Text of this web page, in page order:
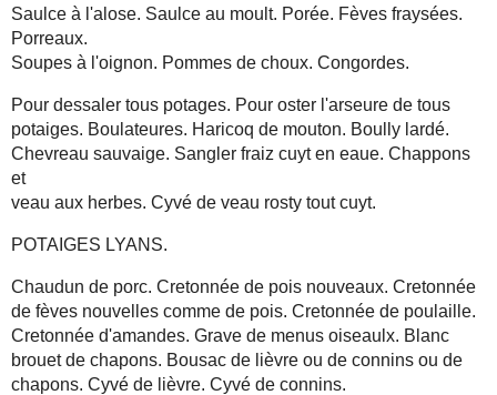
Saulce à l'alose. Saulce au moult. Porée. Fèves fraysées.
Porreaux.
Soupes à l'oignon. Pommes de choux. Congordes.
Pour dessaler tous potages. Pour oster l'arseure de tous
potaiges. Boulateures. Haricoq de mouton. Boully lardé.
Chevreau sauvaige. Sangler fraiz cuyt en eaue. Chappons
et
veau aux herbes. Cyvé de veau rosty tout cuyt.
POTAIGES LYANS.
Chaudun de porc. Cretonnée de pois nouveaux. Cretonnée
de fèves nouvelles comme de pois. Cretonnée de poulaille.
Cretonnée d'amandes. Grave de menus oiseaulx. Blanc
brouet de chapons. Bousac de lièvre ou de connins ou de
chapons. Cyvé de lièvre. Cyvé de connins.